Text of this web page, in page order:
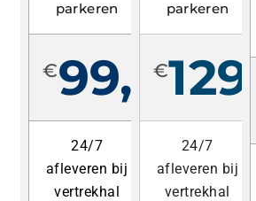
Tarieven
FAQ’s
Contact
parkeren
€99,99 119,99
24/7
afleveren bij
vertrekhal
parkeren
€
24/7
afleveren bij
vertrekhal